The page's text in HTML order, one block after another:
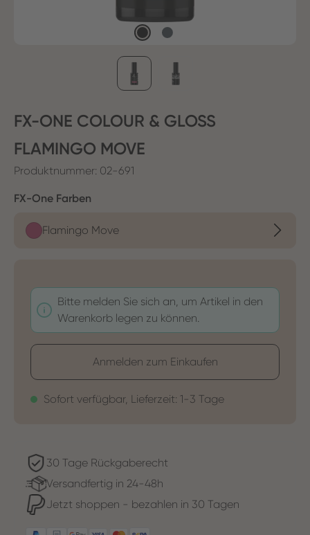
FX-ONE COLOUR & GLOSS
FLAMINGO MOVE
Produktnummer: 02-691
FX-One Farben
Flamingo Move
Bitte melden Sie sich an, um Artikel in den
Warenkorb legen zu können.
Anmelden zum Einkaufen
Sofort verfügbar, Lieferzeit: 1-3 Tage
30 Tage Rückgaberecht
Versandfertig in 24-48h
Jetzt shoppen - bezahlen in 30 Tagen